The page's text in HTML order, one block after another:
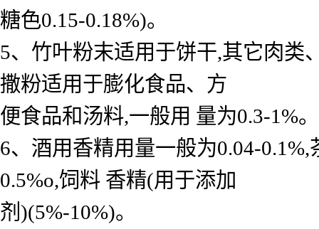
糖色0.15-0.18%)。
5、竹叶粉末适用于饼干,其它肉类
撒粉适用于膨化食品、方
便食品和汤料,一般用 量为0.3-1%。
6、酒用香精用量一般为0.04-
0.5%o,饲料 香精(用于添加
剂)(5%-10%)。